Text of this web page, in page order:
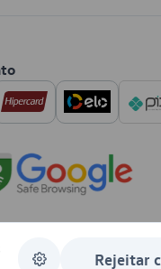
Rejeitar